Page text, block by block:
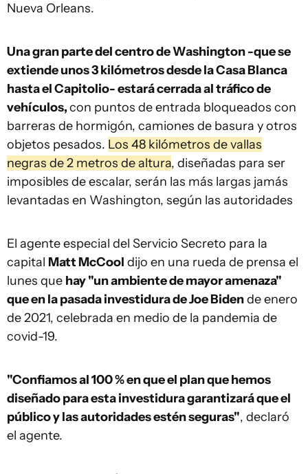
Nueva Orleans.
Una gran parte del centro de Washington -que se
extiende unos 3 kilómetros desde la Casa Blanca
hasta el Capitolio- estará cerrada al tráfico de
vehículos,con puntos de entrada bloqueados con
barreras de hormigón, camiones de basura y otros
objetos pesados. Los 48 kilómetros de vallas
negras de 2 metros de altura, diseñadas para ser
imposibles de escalar, serán las más largas jamás
levantadas en Washington, según las autoridades
El agente especial del Servicio Secreto para la
capital Matt McCool dijo en una rueda de prensa el
lunes que hay "un ambiente de mayor amenaza"
que en la pasada investidura de Joe Bidende enero
de 2021, celebrada en medio de la pandemia de
covid-19.
"Confiamos al 100 % en que el plan que hemos
diseñado para esta investidura garantizará que el
público y las autoridades estén seguras", declaró
el agente.